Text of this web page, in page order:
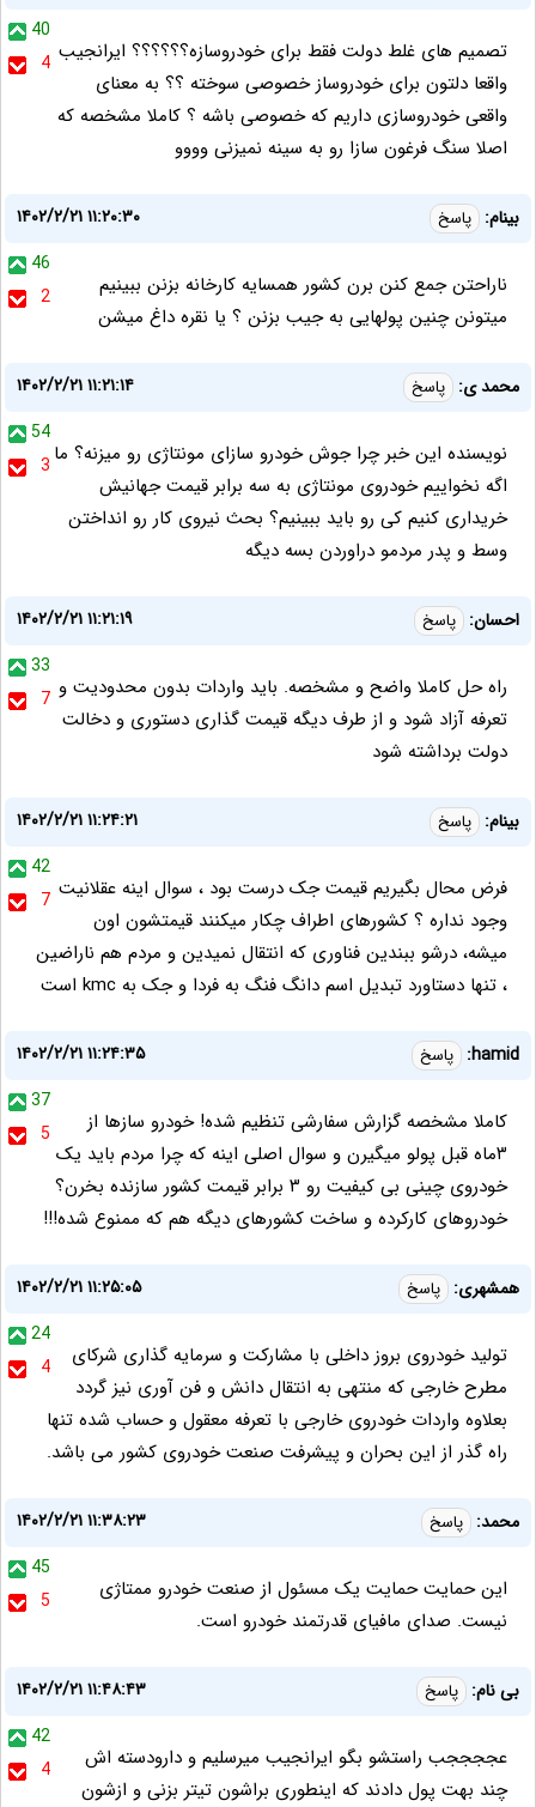
40
4 تصمیم های غلط دولت فقط برای خودروسازه؟؟؟؟؟؟ ایرانجیب
واقعا دلتون برای خودروساز خصوصی سوخته ؟؟ به معنای
واقعی خودروسازی داریم که خصوصی باشه ؟ کاملا مشخصه که
اصلا سنگ فرغون سازا رو به سینه نمیزنی وووو
بینام: پاسخ
۱۴۰۲/۲/۲۱ ۱۱:۲۰:۳۰
46
2
ناراحتن جمع کنن برن کشور همسایه کارخانه بزنن ببینیم
میتونن چنین پولهایی به جیب بزنن ؟ یا نقره داغ میشن
محمد ی: پاسخ
۱۴۰۲/۲/۲۱ ۱۱:۲۱:۱۴
54
3 نویسنده این خبر چرا جوش خودرو سازای مونتاژی رو میزنه؟ ما
اگه نخواییم خودروی مونتاژی به سه برابر قیمت جهانیش
خریداری کنیم کی رو باید ببینیم؟ بحث نیروی کار رو انداختن
وسط و پدر مردمو دراوردن بسه دیگه
احسان: پاسخ
۱۴۰۲/۲/۲۱ ۱۱:۲۱:۱۹
33
7 راه حل کاملا واضح و مشخصه. باید واردات بدون محدودیت و
تعرفه آزاد شود و از طرف دیگه قیمت گذاری دستوری و دخالت
دولت برداشته شود
بینام: پاسخ
۱۴۰۲/۲/۲۱ ۱۱:۲۴:۲۱
42
7 فرض محال بگیریم قیمت جک درست بود ، سوال اینه عقلانیت
وجود نداره ؟ کشورهای اطراف چکار میکنند قیمتشون اون
میشه، درشو ببندین فناوری که انتقال نمیدین و مردم هم ناراضین
، تنها دستاورد تبدیل اسم دانگ فنگ به فردا و جک به kmc است
hamid: پاسخ
۱۴۰۲/۲/۲۱ ۱۱:۲۴:۳۵
37
5
کاملا مشخصه گزارش سفارشی تنظیم شده! خودرو سازها از
۳ماه قبل پولو میگیرن و سوال اصلی اینه که چرا مردم باید یک
خودروی چینی بی کیفیت رو ۳ برابر قیمت کشور سازنده بخرن؟
خودروهای کارکرده و ساخت کشورهای دیگه هم که ممنوع شده!!!
همشهری: پاسخ
۱۴۰۲/۲/۲۱ ۱۱:۲۵:۰۵
24
4
تولید خودروی بروز داخلی با مشارکت و سرمایه گذاری شرکای
مطرح خارجی که منتهی به انتقال دانش و فن آوری نیز گردد
بعلاوه واردات خودروی خارجی با تعرفه معقول و حساب شده تنها
راه گذر از این بحران و پیشرفت صنعت خودروی کشور می باشد.
محمد: پاسخ
۱۴۰۲/۲/۲۱ ۱۱:۳۸:۲۳
45
5
این حمایت حمایت یک مسئول از صنعت خودرو ممتاژی
نیست. صدای مافیای قدرتمند خودرو است.
بی نام: پاسخ
۱۴۰۲/۲/۲۱ ۱۱:۴۸:۴۳
42
4
عججججب راستشو بگو ایرانجیب میرسلیم و دارودسته اش
چند بهت پول دادند که اینطوری براشون تیتر بزنی و ازشون